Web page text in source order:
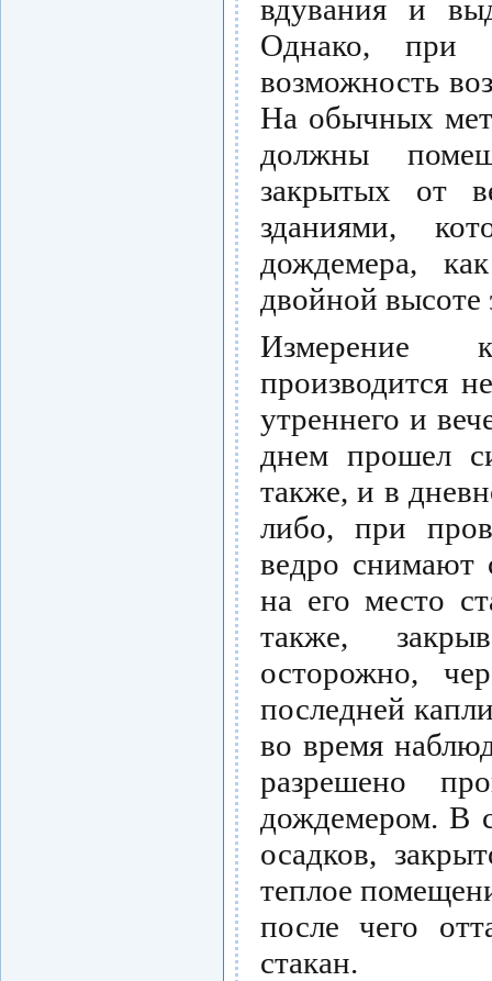
вдувания и
Однако, при
возможность
На обычных
должны
закрытых от
зданиями,
дождемера,
двойной высоте
Измерение
производится
утреннего и
днем прошел
также, и в
либо, при
ведро снимают
на его место
также,
осторожно,
последней
во время
разрешено
дождемером. В
осадков,
теплое
после чего
стакан.